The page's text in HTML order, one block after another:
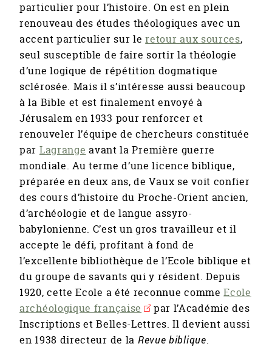
particulier pour l’histoire. On est en plein
renouveau des études théologiques avec un
accent particulier sur leretour aux sources,
seul susceptible de faire sortir la théologie
d’une logique de répétition dogmatique
sclérosée. Mais il s’intéresse aussi beaucoup
à la Bible et est finalement envoyé à
Jérusalem en 1933 pour renforcer et
renouveler l’équipe de chercheurs constituée
par Lagrange avant la Première guerre
mondiale. Au terme d’une licence biblique,
préparée en deux ans, de Vaux se voit confier
des cours d’histoire du Proche-Orient ancien,
d’archéologie et de langue assyro-
babylonienne. C’est un gros travailleur et il
accepte le défi, profitant à fond de
l’excellente bibliothèque de l’Ecole biblique et
du groupe de savants qui y résident. Depuis
1920, cette Ecole a été reconnue commeEcole
archéologique française
par l’Académie des
Inscriptions et Belles-Lettres. Il devient aussi
en 1938 directeur de la Revue biblique.